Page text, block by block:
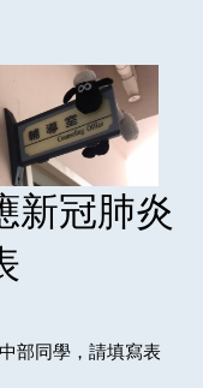
新冠肺炎
部同學，請填寫表